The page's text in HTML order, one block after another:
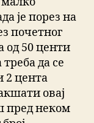
је порез на
почетног
од 50 центи
да се
2 цента
овај
пред неком